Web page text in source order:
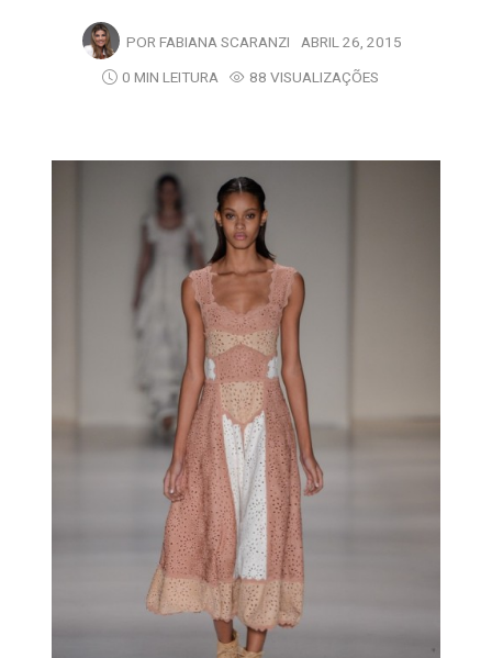
POR FABIANA SCARANZI ABRIL 26, 2015
0 MIN LEITURA
88 VISUALIZAÇÕES